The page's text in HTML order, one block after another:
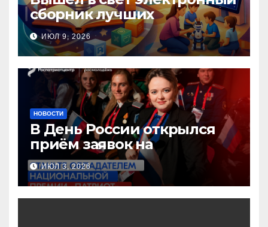
сборник лучших
инновационных практик
педагогов дошкольного
образования!
ИЮЛ 9, 2026
НОВОСТИ
В День России открылся
приём заявок на
Национальную премию
«Патриот»
ИЮЛ 3, 2026